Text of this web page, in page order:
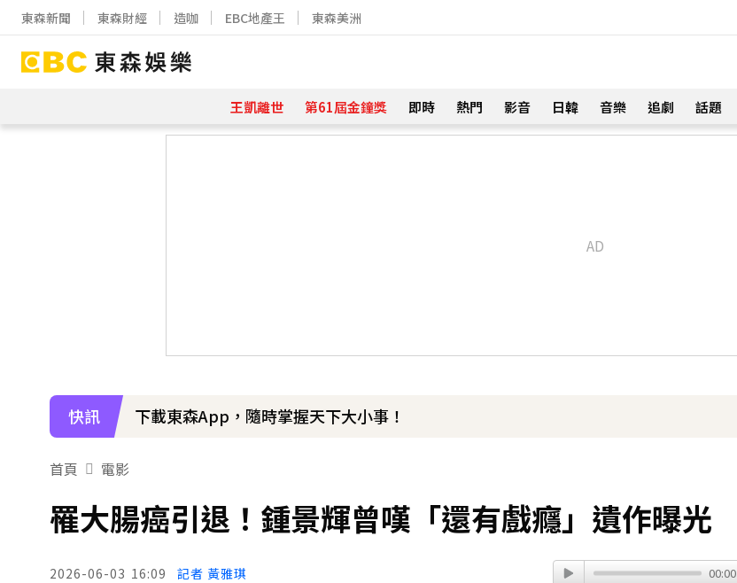
東森新聞 東森財經 造咖 EBC地產王 東森美洲
王凱離世 第61屆金鐘獎 即時 熱門 影音 日韓 音樂 追劇 話題
快訊 下載東森App，隨時掌握天下大小事！
首頁 電影
罹大腸癌引退！鍾景輝曾嘆「還有戲癮」遺作曝光
2026-06-03 16:09 記者 黃雅琪 00:00